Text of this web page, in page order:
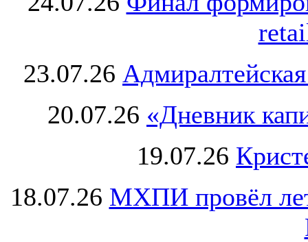
23.07.26
20.07.26 «Дневник
19.07.26
18.07.26 МХПИ провёл